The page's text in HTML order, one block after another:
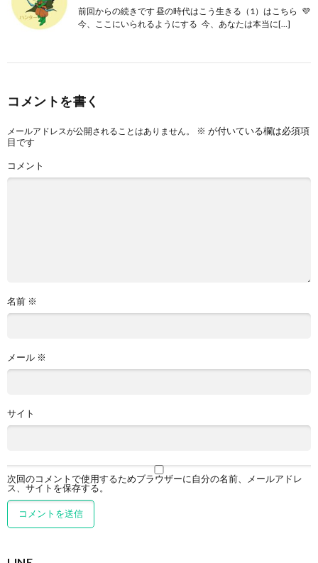
前回からの続きです 昼の時代はこう生きる（1）はこちら 💜
今、ここにいられるようにする 今、あなたは本当に[…]
コメントを書く
メールアドレスが公開されることはありません。 ※ が付いている欄は必須項
目です
コメント
名前 ※
メール ※
サイト
次回のコメントで使用するためブラウザーに自分の名前、メールアドレ
ス、サイトを保存する。